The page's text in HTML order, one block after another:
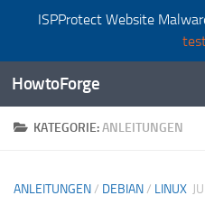
ISPProtect Website
Zum Inhalt springen
HowtoForge
KATEGORIE:ANLEITUNGEN
ANLEITUNGEN/ DEBIAN/ LINUX